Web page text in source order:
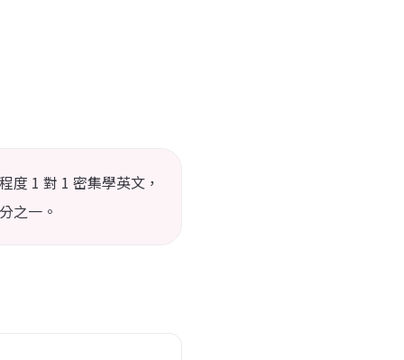
度 1 對 1 密集學英文，
之一。